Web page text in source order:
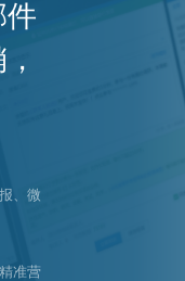
、微
准营